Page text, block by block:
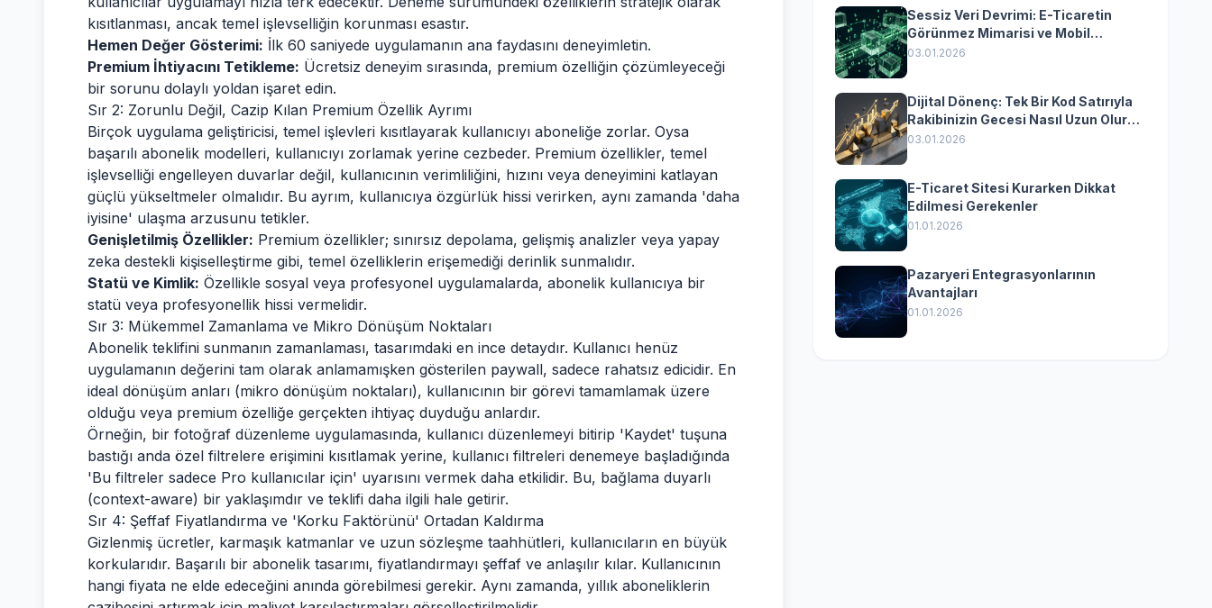
kısıtlanması, ancak temel işlevselliğin korunması esastır.
Hemen Değer Gösterimi: İlk 60 saniyede uygulamanın ana faydasını deneyimletin.
Premium İhtiyacını Tetikleme: Ücretsiz deneyim sırasında, premium özelliğin çözümleyeceği
bir sorunu dolaylı yoldan işaret edin.
Sır 2: Zorunlu Değil, Cazip Kılan Premium Özellik Ayrımı
Birçok uygulama geliştiricisi, temel işlevleri kısıtlayarak kullanıcıyı aboneliğe zorlar. Oysa
başarılı abonelik modelleri, kullanıcıyı zorlamak yerine cezbeder. Premium özellikler, temel
işlevselliği engelleyen duvarlar değil, kullanıcının verimliliğini, hızını veya deneyimini katlayan
güçlü yükseltmeler olmalıdır. Bu ayrım, kullanıcıya özgürlük hissi verirken, aynı zamanda 'daha
iyisine' ulaşma arzusunu tetikler.
Genişletilmiş Özellikler: Premium özellikler; sınırsız depolama, gelişmiş analizler veya yapay
zeka destekli kişiselleştirme gibi, temel özelliklerin erişemediği derinlik sunmalıdır.
Statü ve Kimlik: Özellikle sosyal veya profesyonel uygulamalarda, abonelik kullanıcıya bir
statü veya profesyonellik hissi vermelidir.
Sır 3: Mükemmel Zamanlama ve Mikro Dönüşüm Noktaları
Abonelik teklifini sunmanın zamanlaması, tasarımdaki en ince detaydır. Kullanıcı henüz
uygulamanın değerini tam olarak anlamamışken gösterilen paywall, sadece rahatsız edicidir. En
ideal dönüşüm anları (mikro dönüşüm noktaları), kullanıcının bir görevi tamamlamak üzere
olduğu veya premium özelliğe gerçekten ihtiyaç duyduğu anlardır.
Örneğin, bir fotoğraf düzenleme uygulamasında, kullanıcı düzenlemeyi bitirip 'Kaydet' tuşuna
bastığı anda özel filtrelere erişimini kısıtlamak yerine, kullanıcı filtreleri denemeye başladığında
'Bu filtreler sadece Pro kullanıcılar için' uyarısını vermek daha etkilidir. Bu, bağlama duyarlı
(context-aware) bir yaklaşımdır ve teklifi daha ilgili hale getirir.
Sır 4: Şeffaf Fiyatlandırma ve 'Korku Faktörünü' Ortadan Kaldırma
Gizlenmiş ücretler, karmaşık katmanlar ve uzun sözleşme taahhütleri, kullanıcıların en büyük
korkularıdır. Başarılı bir abonelik tasarımı, fiyatlandırmayı şeffaf ve anlaşılır kılar. Kullanıcının
hangi fiyata ne elde edeceğini anında görebilmesi gerekir. Aynı zamanda, yıllık aboneliklerin
Sessiz Veri Devrimi: E-Ticaretin
Görünmez Mimarisi ve Mobil
Dönüşümün Kurumsal Anahtarı
03.01.2026
Dijital Dönenç: Tek Bir Kod Satırıyla
Rakibinizin Gecesi Nasıl Uzun Olur?
(Kurumsal Yazılımın Güçlü Rolü)
03.01.2026
E-Ticaret Sitesi Kurarken Dikkat
Edilmesi Gerekenler
01.01.2026
Pazaryeri Entegrasyonlarının
Avantajları
01.01.2026